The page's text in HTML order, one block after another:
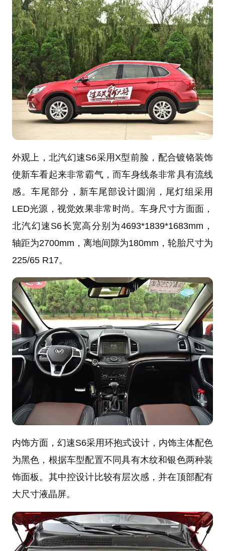
外观上，北汽幻速S6采用X型前脸，配合镀铬装饰
使新车看起来非常霸气，而车身线条非常具有流线
感。车尾部分，新车尾部设计圆润，尾灯组采用
LED光源，视觉效果非常时尚。车身尺寸方面面，
北汽幻速S6长宽高分别为4693*1839*1683mm，
轴距为2700mm，离地间隙为180mm，轮胎尺寸为
225/65 R17。
内饰方面，幻速S6采用环抱式设计，内饰主体配色
为黑色，根据车型配置不同具有木纹和银色两种装
饰面板。其中控设计比较有层次感，并在顶部配有
大尺寸液晶屏。